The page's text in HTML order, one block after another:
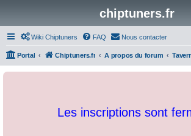
chiptuners.fr
Wiki Chiptuners FAQ Nous contacter
Portal Chiptuners.fr A propos du forum
Les inscriptions sont